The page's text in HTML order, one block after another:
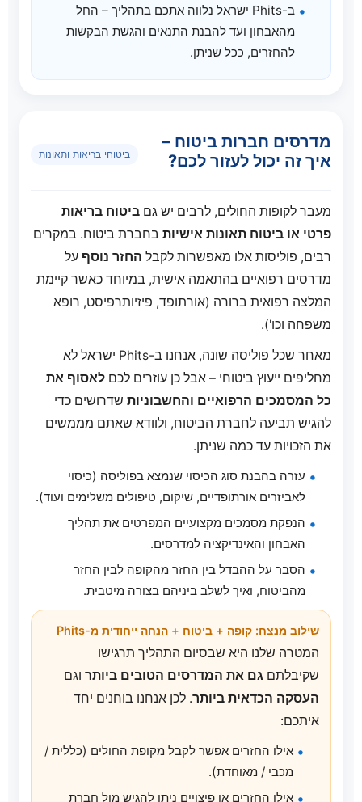
ב-Phits ישראל נלווה אתכם בתהליך – החל
מהאבחון ועד להבנת התנאים והגשת הבקשות
להחזרים, ככל שניתן.
מדרסים חברות ביטוח –
איך זה יכול לעזור לכם?
ביטוחי בריאות ותאונות
מעבר לקופות החולים, לרבים יש גם ביטוח בריאות
פרטי או ביטוח תאונות אישיות בחברת ביטוח. במקרים
רבים, פוליסות אלו מאפשרות לקבל החזר נוסף על
מדרסים רפואיים בהתאמה אישית, במיוחד כאשר קיימת
המלצה רפואית ברורה (אורתופד, פיזיותרפיסט, רופא
משפחה וכו').
מאחר שכל פוליסה שונה, אנחנו ב-Phits ישראל לא
מחליפים ייעוץ ביטוחי – אבל כן עוזרים לכם לאסוף את
כל המסמכים הרפואיים והחשבוניות שדרושים כדי
להגיש תביעה לחברת הביטוח, ולוודא שאתם מממשים
את הזכויות עד כמה שניתן.
עזרה בהבנת סוג הכיסוי שנמצא בפוליסה (כיסוי
לאביזרים אורתופדיים, שיקום, טיפולים משלימים ועוד).
הנפקת מסמכים מקצועיים המפרטים את תהליך
האבחון והאינדיקציה למדרסים.
הסבר על ההבדל בין החזר מהקופה לבין החזר
מהביטוח, ואיך לשלב ביניהם בצורה מיטבית.
שילוב מנצח: קופה + ביטוח + הנחה ייחודית מ-Phits
המטרה שלנו היא שבסיום התהליך תרגישו
שקיבלתם גם את המדרסים הטובים ביותר וגם
העסקה הכדאית ביותר. לכן אנחנו בוחנים יחד
איתכם:
אילו החזרים אפשר לקבל מקופת החולים (כללית /
מכבי / מאוחדת).
אילו החזרים או פיצויים ניתן להגיש מול חברת